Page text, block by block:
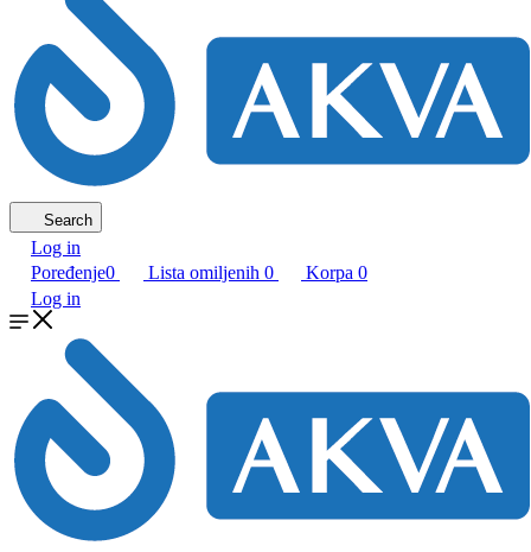
Search
Log in
Poređenje0 Lista omiljenih 0 Korpa 0
Log in